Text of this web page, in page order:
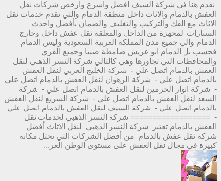
نقدم هنا في شركة السيف افضل واسرع وارخص شركات نقل
العفش بالدمام والاثاث داخل منطقة الدمام والتي تقدم خدمات نقل
الاثاث مع الفك والتركيب والتغليف والضمان بأفضل واحدث
السيارات المجهزة من الداخل والمغلقة نقل عفش داخل وخارج
الدمام والي جميع مدن المملكة العربية السعودية وليس الدمام
فحسب بل الدمام ابو عريش صامطة صبيا وجميع القري
والمحافظات التي تجاورها وهي كالتالي شركة النسر الذهبي لنقل
العفش بالدمام اتصل علي - شركة الخليج العربي لنقل العفش
بالدمام اتصل علي - شركة الرهوان لنقل العفش بالدمام اتصل علي
- شركة انوار الحرمين لنقل العفش بالدمام اتصل علي - شركة
السعد لنقل العفش بالدمام اتصل علي - شركة السريع لنقل العفش
بالدمام اتصل علي - شركة السيف لنقل العفش بالدمام اتصل علي
- ================== شركة النسر الذهبي لخدمات نقل
العفش بالدمام تعتبر شركة النسر الذهبي لنقل الاثاث أفضل
شركة نقل عفش بالدمام من أفضل الشركات التي تحتل مكانة
كبيرة في مجال نقل العفش على مستوى الوطن العر...